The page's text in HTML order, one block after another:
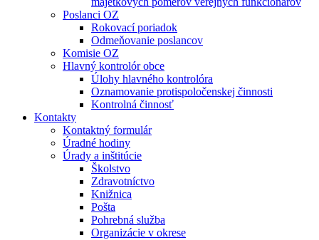
Poslanci OZ
Rokovací poriadok
Odmeňovanie poslancov
Komisie OZ
Hlavný kontrolór obce
Úlohy hlavného kontrolóra
Oznamovanie protispoločenskej činnosti
Kontrolná činnosť
Kontakty
Kontaktný formulár
Úradné hodiny
Úrady a inštitúcie
Školstvo
Zdravotníctvo
Knižnica
Pošta
Pohrebná služba
Organizácie v okrese